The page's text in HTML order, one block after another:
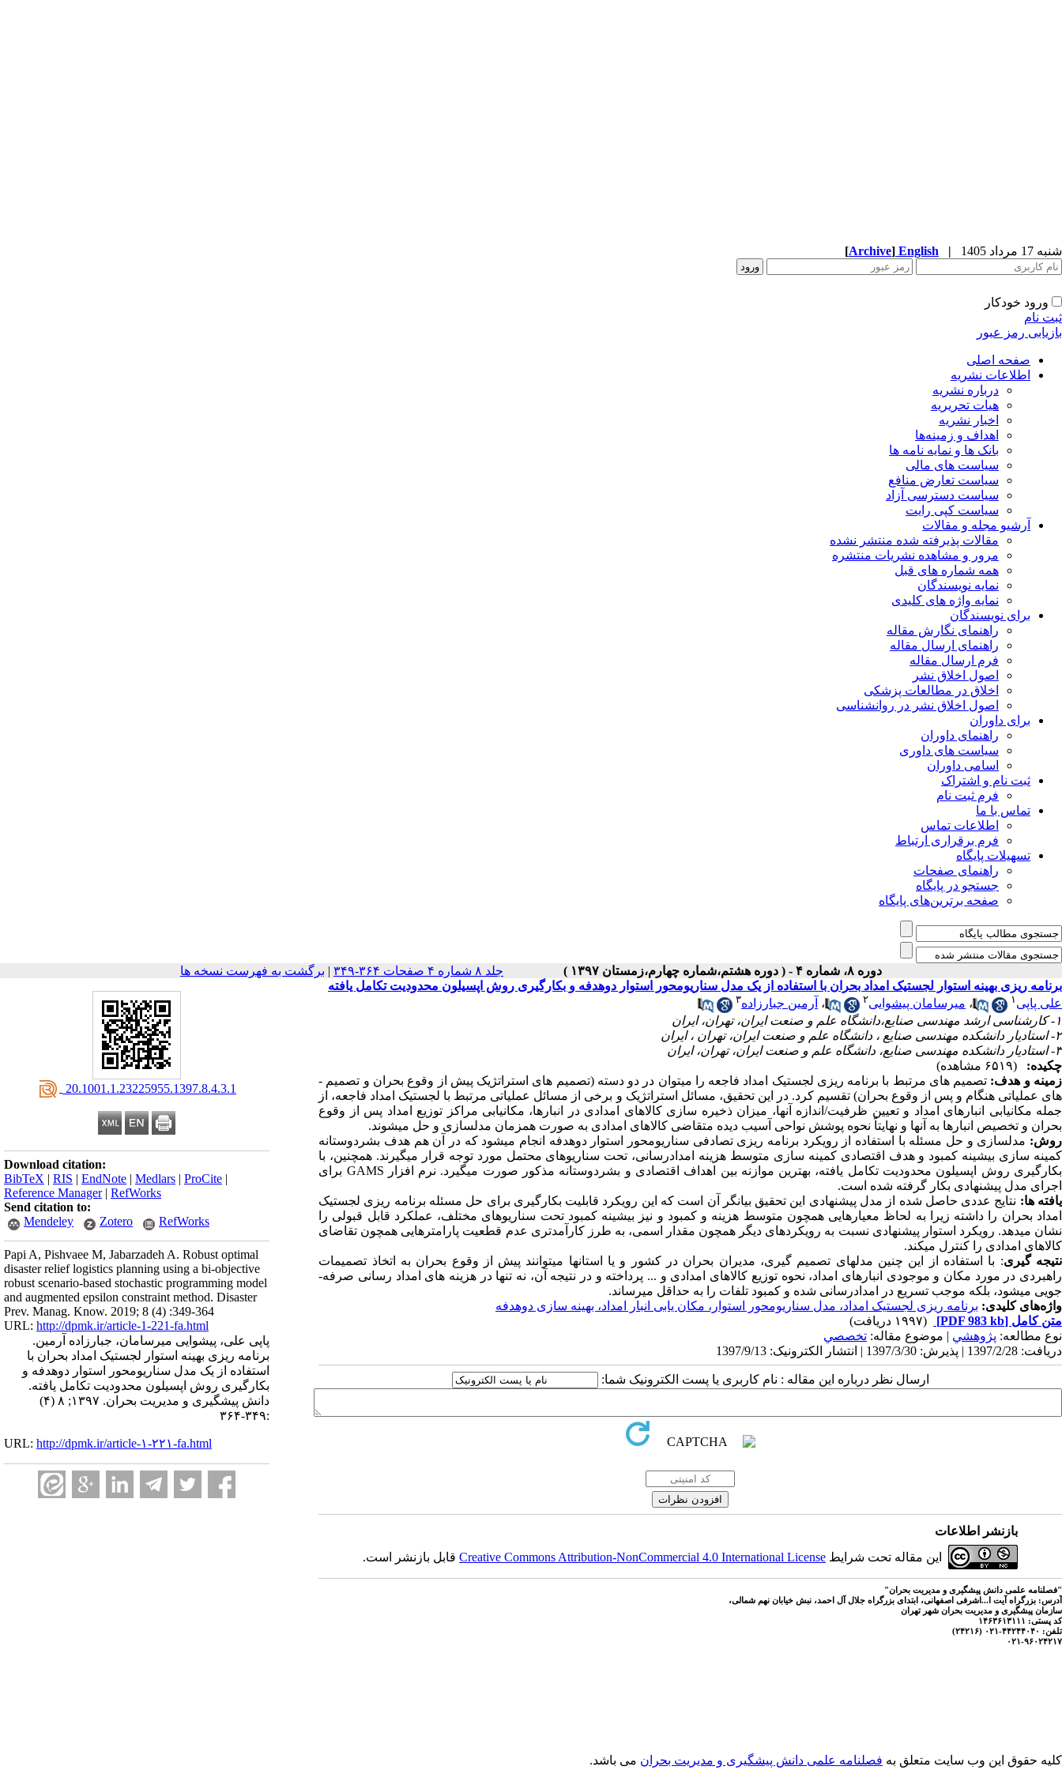
شنبه 17 مرداد 1405 |
English
[Archive]
ورود خودکار
ثبت نام
بازیابی رمز عبور
صفحه اصلی
اطلاعات نشریه
درباره نشریه
هیات تحریریه
اخبار نشریه
اهداف و زمینه‌ها
بانک ها و نمایه نامه ها
سیاست های مالی
سیاست تعارض منافع
سیاست دسترسی آزاد
سیاست کپی رایت
آرشیو مجله و مقالات
مقالات پذیرفته شده منتشر نشده
مرور و مشاهده نشریات منتشره
همه شماره های قبل
نمایه نویسندگان
نمایه واژه های کلیدی
برای نویسندگان
راهنمای نگارش مقاله
راهنمای ارسال مقاله
فرم ارسال مقاله
اصول اخلاق نشر
اخلاق در مطالعات پزشکی
اصول اخلاق نشر در روانشناسی
برای داوران
راهنمای داوران
سیاست های داوری
اسامی داوران
ثبت نام و اشتراک
فرم ثبت نام
تماس با ما
اطلاعات تماس
فرم برقراری ارتباط
تسهیلات پایگاه
راهنمای صفحات
جستجو در پایگاه
صفحه برترین‌های پایگاه
دوره ۸، شماره ۴ - ( دوره هشتم،شماره چهارم،زمستان ۱۳۹۷ ) جلد ۸ شماره ۴ صفحات ۳۶۴-۳۴۹ | برگشت به فهرست نسخه ها
‎ 20.1001.1.23225955.1397.8.4.3.1
Download citation:
BibTeX | RIS | EndNote | Medlars | ProCite |
Reference Manager| RefWorks
Send citation to:
Mendeley
Zotero RefWorks
Papi A, Pishvaee M, Jabarzadeh A. Robust optimal
disaster relief logistics planning using a bi-objective
robust scenario-based stochastic programming model
and augmented epsilon constraint method. Disaster
Prev. Manag. Know. 2019; 8 (4) :349-364
URL: http://dpmk.ir/article-1-221-fa.html
پاپی علی، پیشوایی میرسامان، جبارزاده آرمین.
برنامه ریزی بهینه استوار لجستیک امداد بحران با
استفاده از یک مدل سناریومحور استوار دوهدفه و
بکارگیری روش اپسیلون محدودیت تکامل یافته.
دانش پیشگیری و مدیریت بحران. ۱۳۹۷; ۸ (۴)
:۳۴۹-۳۶۴
URL: http://dpmk.ir/article-۱-۲۲۱-fa.html
برنامه ریزی بهینه استوار لجستیک امداد بحران با استفاده از یک مدل سناریومحور استوار دوهدفه و بکارگیری روش اپسیلون محدودیت تکامل یافته
علی پاپی ۱ ، میرسامان پیشوایی۲ ، آرمین جبارزاده۳
۱- کارشناسی ارشد مهندسی صنایع،دانشگاه علم و صنعت ایران، تهران، ایران
۲- استادیار دانشکده مهندسی صنایع ، دانشگاه علم و صنعت ایران، تهران ، ایران
۳- استادیار دانشکده مهندسی صنایع، دانشگاه علم و صنعت ایران، تهران، ایران
چکیده:
(۶۵۱۹ مشاهده)
زمینه و هدف:تصمیم ­های مرتبط با برنامه­ ریزی لجستیک امداد فاجعه را می­توان در دو دسته (تصمیم­ های استراتژیک پیش از وقوع بحران و تصمیم ­
های عملیاتی هنگام و پس از وقوع بحران) تقسیم کرد. در این تحقیق، مسائل استراتژیک و برخی از مسائل عملیاتی مرتبط با لجستیک امداد فاجعه، از
جمله مکان­یابی
انبارهای امداد و تعیین ظرفیت/اندازه آن­ها، میزان ذخیره ­سازی کالاهای امدادی در انبارها، مکان­یابی مراکز توزیع امداد پس از وقوع
بحران و تخصیص انبارها به آنها و نهایتاً نحوه پوشش نواحی آسیب­ دیده متقاضی کالاهای امدادی به صورت همزمان مدل­سازی و حل می­شوند.
روش: مدل­سازی و حل مسئله با استفاده از رویکرد برنامه­ ریزی تصادفی سناریومحور استوار دوهدفه انجام می­شود که در آن هم هدف بشردوستانه
کمینه­ سازی بیشینه کمبود و هدف اقتصادی کمینه­ سازی متوسط هزینه امدادرسانی، تحت سناریوهای محتمل مورد توجه قرار می­گیرند. همچنین، با
بکارگیری روش اپسیلون محدودیت تکامل یافته، بهترین موازنه بین اهداف اقتصادی و بشردوستانه مذکور صورت می­گیرد. نرم­ افزار GAMS برای
اجرای مدل پیشنهادی بکار گرفته شده است.
یافته­ ها: نتایج عددی حاصل­ شده از مدل پیشنهادی این تحقیق بیانگر آن است که این رویکرد قابلیت بکارگیری برای حل مسئله برنامه­ ریزی لجستیک
امداد بحران را داشته زیرا به لحاظ معیارهایی همچون متوسط هزینه و کمبود و نیز بیشینه کمبود تحت سناریوهای مختلف، عملکرد قابل­ قبولی را
نشان می­دهد. رویکرد استوار پیشنهادی نسبت به رویکردهای دیگر همچون مقدار اسمی، به طرز کارآمدتری عدم قطعیت پارامترهایی همچون تقاضای
کالاهای امدادی را کنترل می­کند.
نتیجه­ گیری: با استفاده از این چنین مدل­های تصمیم­ گیری، مدیران بحران در کشور و یا استان­ها می­توانند پیش از وقوع بحران به اتخاذ تصمیمات
در مورد مکان و موجودی انبارهای امداد، نحوه توزیع کالاهای امدادی و ... پرداخته و در نتیجه آن، نه تنها در هزینه­ های امداد رسانی صرفه­
جویی می­شود، بلکه موجب تسریع در امدادرسانی شده و کمبود تلفات را به حداقل می­رساند.
واژه‌های کلیدی: برنامه ریزی لجستیک امداد، مدل سناریومحور استوار، مکان یابی انبار امداد، بهینه سازی دوهدفه
متن کامل [PDF 983 kb]
(۱۹۹۷ دریافت)
نوع مطالعه: پژوهشي | موضوع مقاله: تخصصي
دریافت: 1397/2/28 | پذیرش: 1397/3/30 | انتشار الکترونیک: 1397/9/13
ارسال نظر درباره این مقاله : نام کاربری یا پست الکترونیک شما:
بازنشر اطلاعات
این مقاله تحت شرایط Creative Commons Attribution-NonCommercial 4.0 International Licenseقابل بازنشر است.
"فصلنامه علمی دانش پیشگیری و مدیریت بحران"
آدرس: بزرگراه آیت ا...اشرفی اصفهانی، ابتدای بزرگراه جلال آل احمد، نبش خیابان نهم شمالی،
سازمان پیشگیری و مدیریت بحران شهر تهران
کد پستی: ۱۴۶۳۶۱۳۱۱۱
تلفن: ۴۴۲۴۴۰۴۰-۰۲۱ (۲۴۲۱۶)
۰۲۱-۹۶۰۲۴۲۱۷
کلیه حقوق این وب سایت متعلق به فصلنامه علمی دانش پیشگیری و مدیریت بحران می باشد.